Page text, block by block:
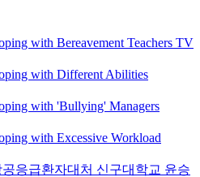
with Bereavement Teachers TV
with Different Abilities
with 'Bullying' Managers
with Excessive Workload
공응급환자대처 신구대학교 윤승